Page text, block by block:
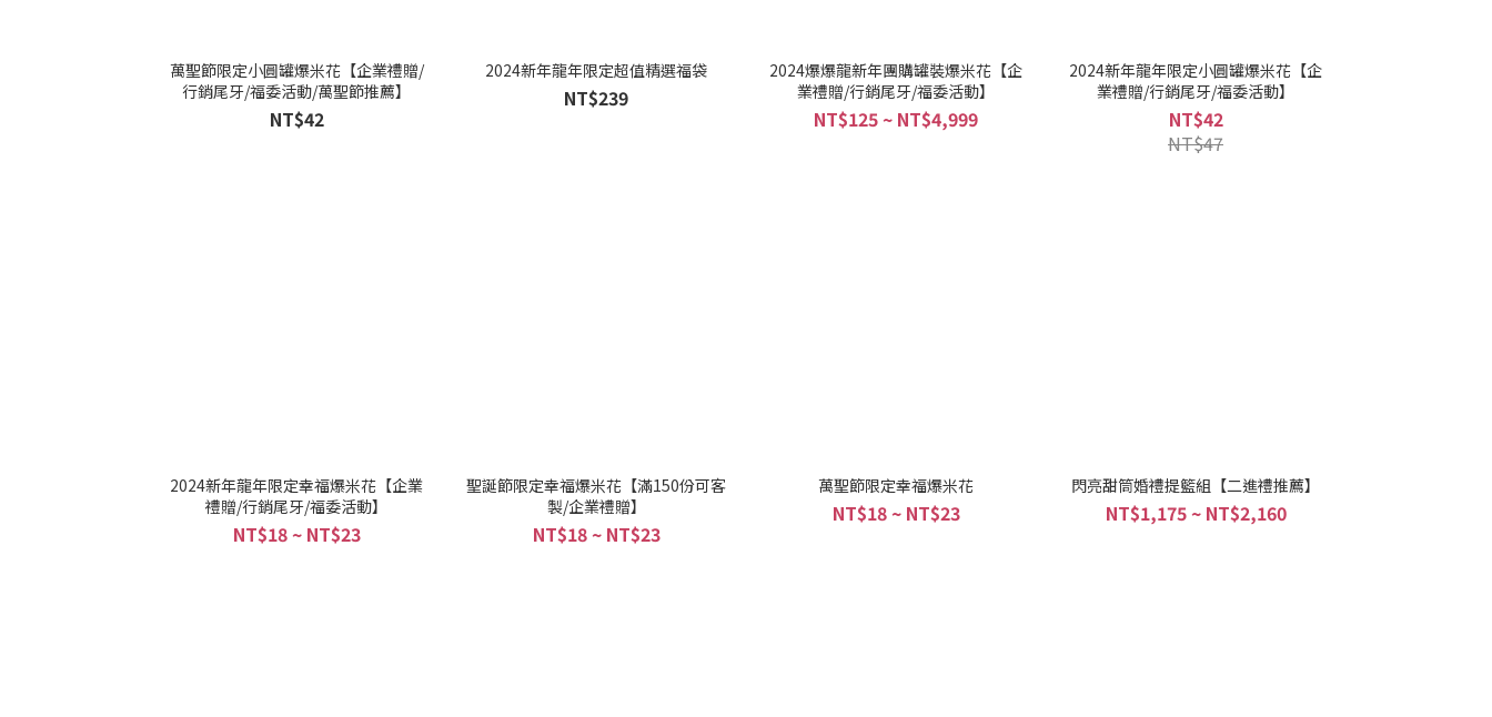
萬聖節限定小圓罐爆米花【企業禮贈/
行銷尾牙/福委活動/萬聖節推薦】
NT$42
2024新年龍年限定超值精選福袋
NT$239
2024爆爆龍新年團購罐裝爆米花【企
業禮贈/行銷尾牙/福委活動】
NT$125 ~ NT$4,999
2024新年龍年限定小圓罐爆米花【企
業禮贈/行銷尾牙/福委活動】
NT$42
NT$47
2024新年龍年限定幸福爆米花【企業
禮贈/行銷尾牙/福委活動】
NT$18 ~ NT$23
聖誕節限定幸福爆米花【滿150份可客
製/企業禮贈】
NT$18 ~ NT$23
萬聖節限定幸福爆米花
NT$18 ~ NT$23
閃亮甜筒婚禮提籃組【二進禮推薦】
NT$1,175 ~ NT$2,160